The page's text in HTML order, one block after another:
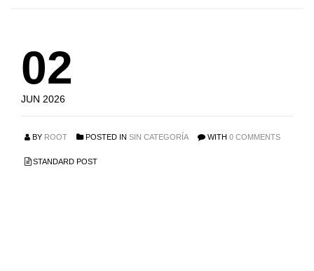
02
JUN 2026
BY ROOT POSTED IN SIN CATEGORÍA WITH 0 COMMENTS
STANDARD POST